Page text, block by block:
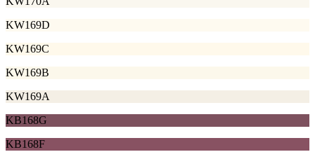
KW169D
KW169C
KW169B
KW169A
KB168G
KB168F